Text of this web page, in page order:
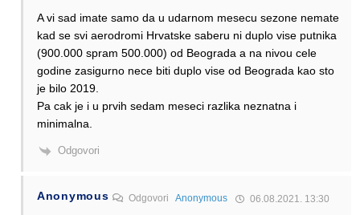
A vi sad imate samo da u udarnom mesecu sezone nemate
kad se svi aerodromi Hrvatske saberu ni duplo vise putnika
(900.000 spram 500.000) od Beograda a na nivou cele
godine zasigurno nece biti duplo vise od Beograda kao sto
je bilo 2019.
Pa cak je i u prvih sedam meseci razlika neznatna i
minimalna.
Odgovori
Anonymous OdgovoriAnonymous 06.08.2021. 13:30